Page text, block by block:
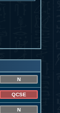
N
QCSE
N